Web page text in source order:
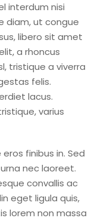
interdum nisi
diam, ut congue
libero sit amet
a rhoncus
tristique a viverra
felis.
lacus.
varius
finibus in. Sed
nec laoreet.
convallis ac
eget ligula quis,
lorem non massa